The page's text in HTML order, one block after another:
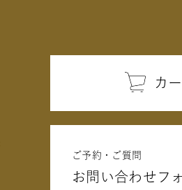
カ
ご予約・ご質問
お問い合わせフ